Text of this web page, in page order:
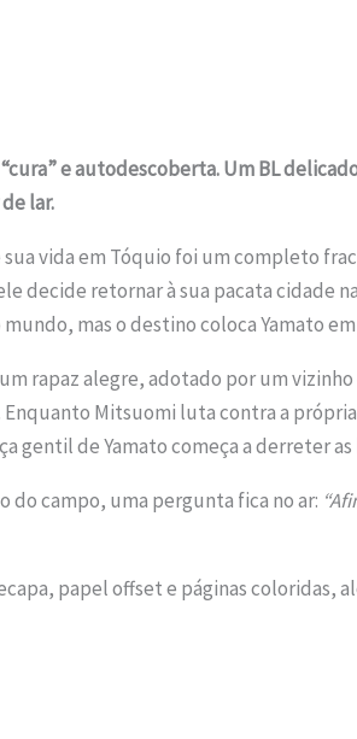
e autodescoberta. Um BL
lar.
vida em Tóquio foi um completo
decide retornar à sua pacata cidade
mas o destino coloca Yamato
rapaz alegre, adotado por um
Mitsuomi luta contra a
gentil de Yamato começa a derreter
do campo, uma pergunta fica no ar:
papel offset e páginas coloridas,